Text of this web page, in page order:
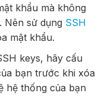
khẩu mà không
Nên sử dụng SSH
mật khẩu.
keys, hãy cấu
bạn trước khi xóa
hệ thống của bạn